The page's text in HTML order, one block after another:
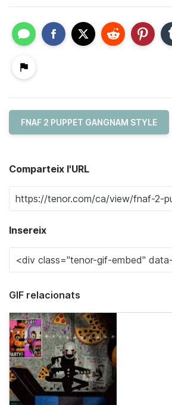
FNAF 2 PUPPET GANGNAM STYLE
Comparteix l'URL
Insereix
GIF relacionats